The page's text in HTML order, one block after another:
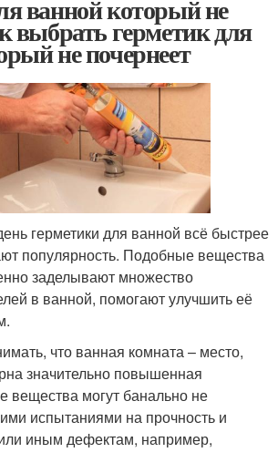
ванной который не
выбрать герметик для
не почернеет
герметики для ванной всё быстрее
популярность. Подобные вещества
заделывают множество
в ванной, помогают улучшить её
что ванная комната – место,
значительно повышенная
вещества могут банально не
испытаниями на прочность и
иным дефектам, например,